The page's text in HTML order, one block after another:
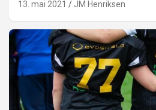
13. mai 2021 JM Henriksen